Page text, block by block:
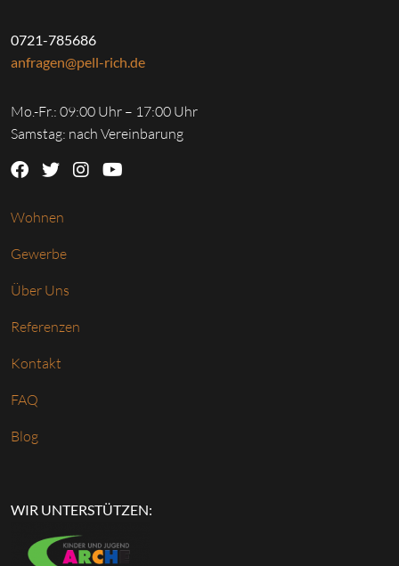
0721-785686
anfragen@pell-rich.de
Mo.-Fr.: 09:00 Uhr – 17:00 Uhr
Samstag: nach Vereinbarung
Wohnen
Gewerbe
Über Uns
Referenzen
Kontakt
FAQ
Blog
WIR UNTERSTÜTZEN: